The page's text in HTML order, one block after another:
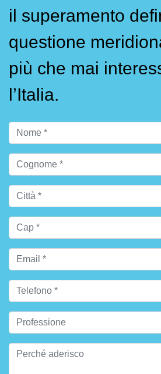
il superamento
questione
più che mai
l’Italia.